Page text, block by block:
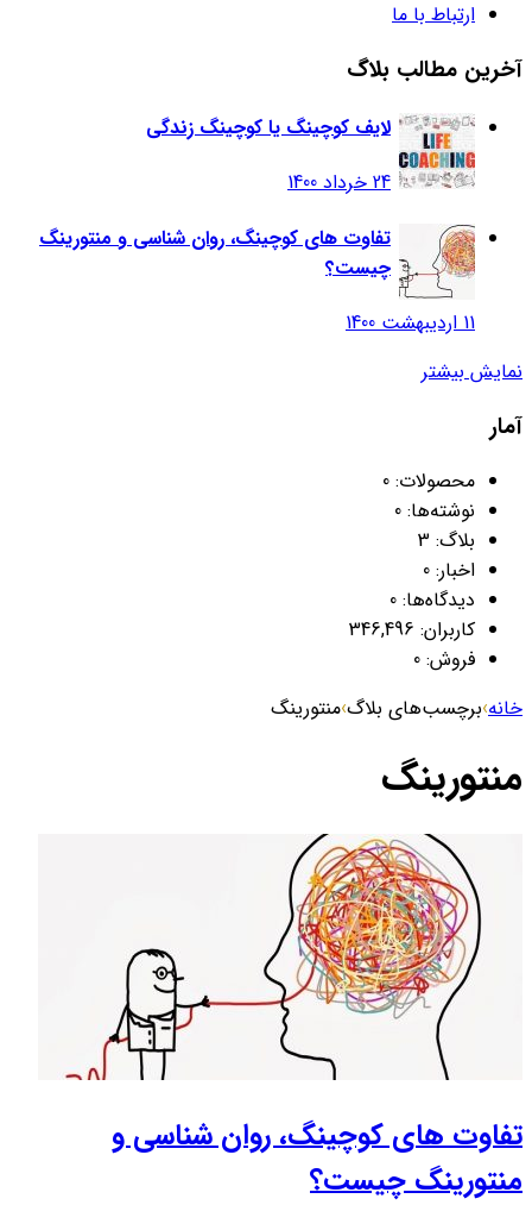
ارتباط با ما
آخرین مطالب بلاگ
لایف کوچینگ یا کوچینگ زندگی
24 خرداد 1400
تفاوت های کوچینگ، روان شناسی و منتورینگ
چیست؟
11 اردیبهشت 1400
نمایش بیشتر
آمار
محصولات: 0
نوشته‌ها: 0
بلاگ: 3
اخبار: 0
دیدگاه‌ها: 0
کاربران: 346,496
فروش: 0
خانه›برچسب‌های بلاگ›منتورینگ
منتورینگ
تفاوت های کوچینگ، روان شناسی و
منتورینگ چیست؟